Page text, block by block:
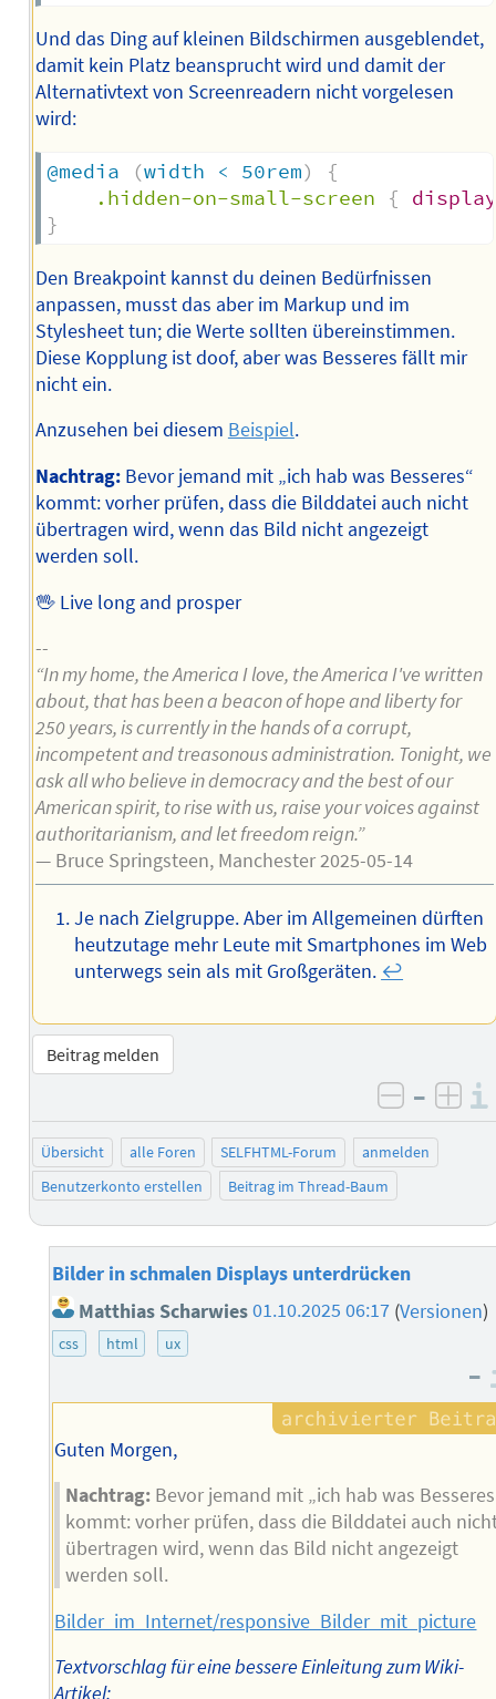
Und das Ding auf kleinen Bildschirmen ausgeblendet,
damit kein Platz beansprucht wird und damit der
Alternativtext von Screenreadern nicht vorgelesen
wird:
@media (width < 50rem)
{
.hidden-on-small-screen
{
display
}
Den Breakpoint kannst du deinen Bedürfnissen
anpassen, musst das aber im Markup und im
Stylesheet tun; die Werte sollten übereinstimmen.
Diese Kopplung ist doof, aber was Besseres fällt mir
nicht ein.
Anzusehen bei diesem Beispiel.
Nachtrag:Bevor jemand mit „ich hab was Besseres“
kommt: vorher prüfen, dass die Bilddatei auch nicht
übertragen wird, wenn das Bild nicht angezeigt
werden soll.
🖖 Live long and prosper
--
“In my home, the America I love, the America I've written
about, that has been a beacon of hope and liberty for
250 years, is currently in the hands of a corrupt,
incompetent and treasonous administration. Tonight, we
ask all who believe in democracy and the best of our
American spirit, to rise with us, raise your voices against
authoritarianism, and let freedom reign.”
— Bruce Springsteen, Manchester 2025-05-14
Je nach Zielgruppe. Aber im Allgemeinen dürften
heutzutage mehr Leute mit Smartphones im Web
unterwegs sein als mit Großgeräten. ↩︎
Beitrag melden
negativ
–
Übersicht alle Foren SELFHTML-Forum
anmelden
Benutzerkonto erstellen
Beitrag im Thread-Baum
Bilder in schmalen Displays unterdrücken
Matthias Scharwies01.10.2025 06:17 (Versionen)
css html ux
–
Guten Morgen,
Nachtrag: Bevor jemand mit „ich hab was
kommt: vorher prüfen, dass die Bilddatei auch
übertragen wird, wenn das Bild nicht angezeigt
werden soll.
Bilder_im_Internet/responsive_Bilder_mit_picture
Textvorschlag für eine bessere Einleitung zum Wiki-
Artikel: